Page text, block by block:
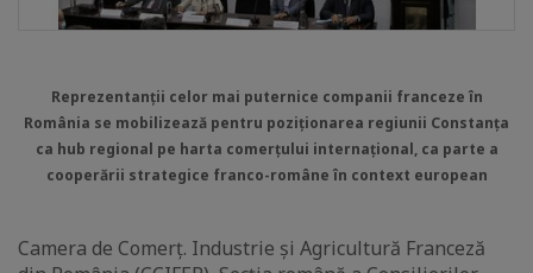
Reprezentanții celor mai puternice companii franceze în
România se mobilizează pentru poziționarea regiunii Constanța
ca hub regional pe harta comerțului internațional, ca parte a
cooperării strategice franco-române în context european
Camera de Comerț. Industrie și Agricultură Franceză